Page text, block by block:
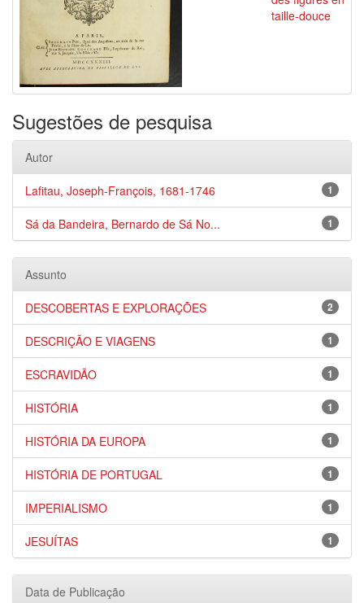
taille-douce
Sugestões de pesquisa
Autor
1
Lafitau, Joseph-François, 1681-1746
1
Sá da Bandeira, Bernardo de Sá No...
Assunto
2
DESCOBERTAS E EXPLORAÇÕES
1
DESCRIÇÃO E VIAGENS
1
ESCRAVIDÃO
1
HISTÓRIA
1
HISTÓRIA DA EUROPA
1
HISTÓRIA DE PORTUGAL
1
IMPERIALISMO
1
JESUÍTAS
Data de Publicação